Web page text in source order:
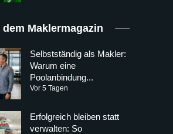
dem Maklermagazin
Selbstständig als Makler:
Warum eine
Poolanbindung...
Vor 5 Tagen
Erfolgreich bleiben statt
verwalten: So